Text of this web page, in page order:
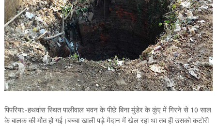
पिपरिया:-हथवांस स्थित पालीवाल भवन के पीछे बिना मुंडेर के कुंए में गिरने से 10 साल
के बालक की मौत हो गई।बच्चा खाली पड़े मैदान में खेल रहा था तब ही उसको कटोरी